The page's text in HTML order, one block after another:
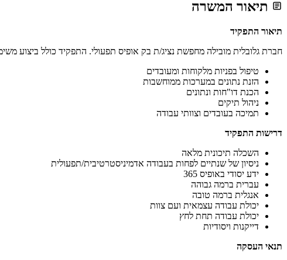
תיאור המשרה
תיאור התפקיד
חברת גלובלית מובילה מחפשת נציג/ת בק אופיס תפעולי. התפקיד כולל ביצוע
טיפול בפניות מלקוחות ומעובדים
הזנת נתונים במערכות ממוחשבות
הכנת דו"חות ונתונים
ניהול תיקים
תמיכה בעובדים וצוותי עבודה
דרישות התפקיד
השכלה תיכונית מלאה
ניסיון של שנתיים לפחות בעבודה אדמיניסטרטיבית/תפעולית
ידע יסודי באופיס 365
עברית ברמה גבוהה
אנגלית ברמה טובה
יכולת עבודה עצמאית ועם צוות
יכולת עבודה תחת לחץ
דייקנות ויסודיות
תנאי העסקה